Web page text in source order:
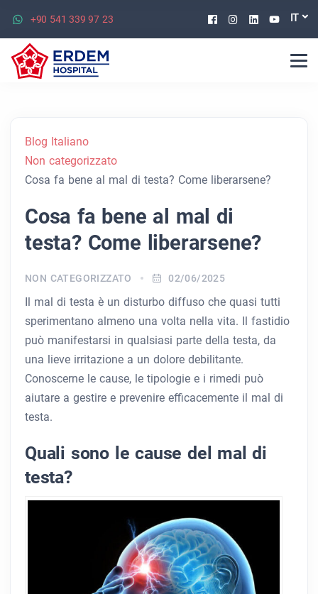
+90 541 339 97 23 Facebook
Instagram
Linkedin
IT
Blog Italiano
Non categorizzato
Cosa fa bene al mal di testa? Come liberarsene?
Cosa fa bene al mal di
testa? Come liberarsene?
NON CATEGORIZZATO 02/06/2025
Il mal di testa è un disturbo diffuso che quasi tutti
sperimentano almeno una volta nella vita. Il fastidio
può manifestarsi in qualsiasi parte della testa, da
una lieve irritazione a un dolore debilitante.
Conoscerne le cause, le tipologie e i rimedi può
aiutare a gestire e prevenire efficacemente il mal di
testa.
Quali sono le cause del mal di
testa?